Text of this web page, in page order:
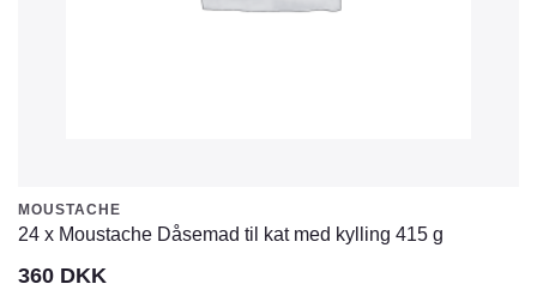
MOUSTACHE
24 x Moustache Dåsemad til kat med kylling 415 g
360 DKK